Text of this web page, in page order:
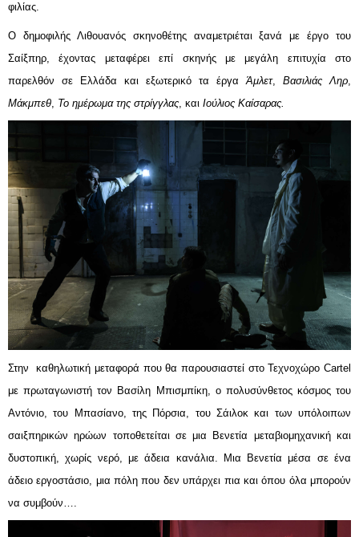
φιλίας.
O δημοφιλής Λιθουανός σκηνοθέτης αναμετριέται ξανά με έργο του
Σαίξπηρ, έχοντας μεταφέρει επί σκηνής με μεγάλη επιτυχία στο
παρελθόν σε Ελλάδα και εξωτερικό τα έργα Άμλετ, Βασιλιάς Ληρ
Μάκμπεθ, Το ημέρωμα της στρίγγλας, και Ιούλιος Καίσαρας.
Στην  καθηλωτική μεταφορά που θα παρουσιαστεί στο Τεχνοχώρο Cartel
με πρωταγωνιστή τον Βασίλη Μπισμπίκη, ο πολυσύνθετος κόσμος του
Αντόνιο, του Μπασίανο, της Πόρσια, του Σάιλοκ και των υπόλοιπων
σαιξπηρικών ηρώων τοποθετείται σε μια Βενετία μεταβιομηχανική και
δυστοπική, χωρίς νερό, με άδεια κανάλια. Μια Βενετία μέσα σε ένα
άδειο εργοστάσιο, μια πόλη που δεν υπάρχει πια και όπου όλα μπορούν
να συμβούν….